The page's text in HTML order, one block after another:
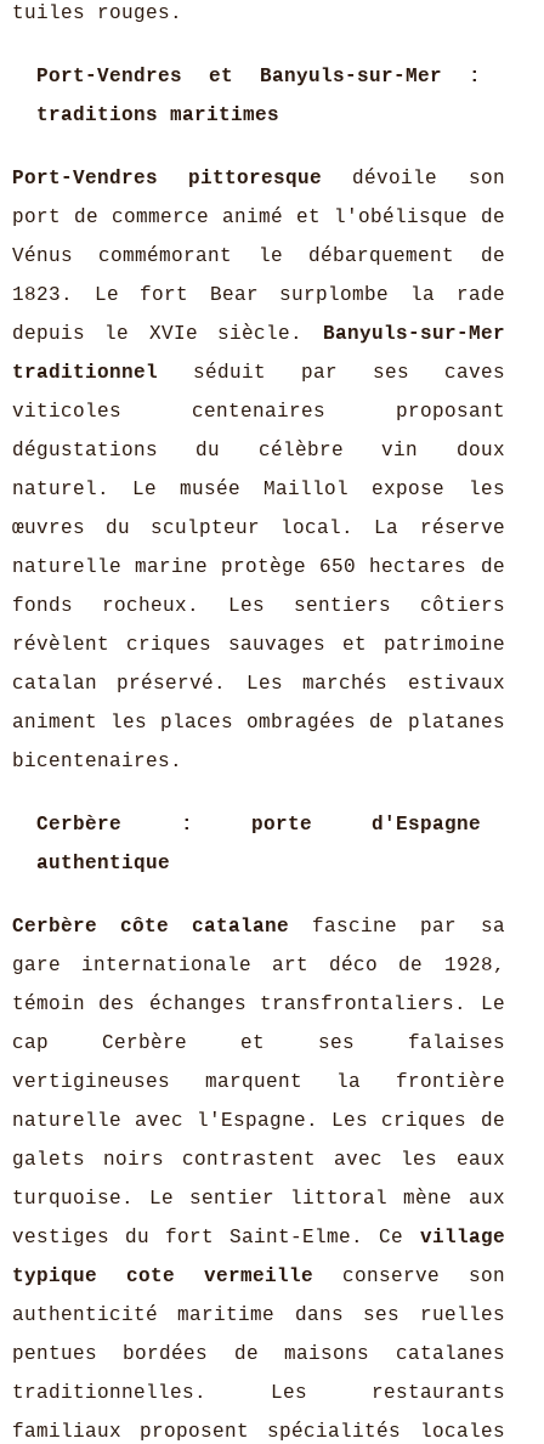
tuiles rouges.
Port-Vendres et Banyuls-sur-Mer :
traditions maritimes
Port-Vendres pittoresque dévoile son
port de commerce animé et l'obélisque de
Vénus commémorant le débarquement de
1823. Le fort Bear surplombe la rade
depuis le XVIe siècle.
Banyuls-sur-Mer
traditionnel séduit par ses caves
viticoles centenaires proposant
dégustations du célèbre vin doux
naturel. Le musée Maillol expose les
œuvres du sculpteur local. La réserve
naturelle marine protège 650 hectares de
fonds rocheux. Les sentiers côtiers
révèlent criques sauvages et patrimoine
catalan préservé. Les marchés estivaux
animent les places ombragées de platanes
bicentenaires.
Cerbère : porte d'Espagne
authentique
Cerbère côte catalane fascine par sa
gare internationale art déco de 1928,
témoin des échanges transfrontaliers. Le
cap Cerbère et ses falaises
vertigineuses marquent la frontière
naturelle avec l'Espagne. Les criques de
galets noirs contrastent avec les eaux
turquoise. Le sentier littoral mène aux
vestiges du fort Saint-Elme. Ce village
typique cote vermeille conserve son
authenticité maritime dans ses ruelles
pentues bordées de maisons catalanes
traditionnelles. Les restaurants
familiaux proposent spécialités locales